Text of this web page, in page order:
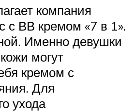
компания
с ВВ кремом «7 в 1».
Именно девушки
могут
кремом с
Для
ухода